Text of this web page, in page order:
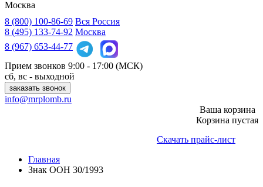
Москва
8 (800) 100-86-69 Вся Россия
8 (495) 133-74-92 Москва
8 (967) 653-44-77
Прием звонков 9:00 - 17:00 (МСК)
сб, вс - выходной
заказать звонок
info@mrplomb.ru
Ваша корзина
Корзина пустая
Скачать прайс-лист
Главная
Знак ООН 30/1993